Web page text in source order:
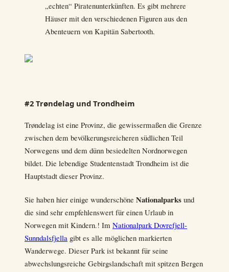
„echten“ Piratenunterkünften. Es gibt mehrere
Häuser mit den verschiedenen Figuren aus den
Abenteuern von Kapitän Sabertooth.
#2 Trøndelag und Trondheim
Trøndelag ist eine Provinz, die gewissermaßen die Grenze
zwischen dem bevölkerungsreicheren südlichen Teil
Norwegens und dem dünn besiedelten Nordnorwegen
bildet. Die lebendige Studentenstadt Trondheim ist die
Hauptstadt dieser Provinz.
Sie haben hier einige wunderschöne Nationalparks und
die sind sehr empfehlenswert für einen Urlaub in
Norwegen mit Kindern.! Im Nationalpark Dovrefjell-
Sunndalsfjella gibt es alle möglichen markierten
Wanderwege. Dieser Park ist bekannt für seine
abwechslungsreiche Gebirgslandschaft mit spitzen Bergen